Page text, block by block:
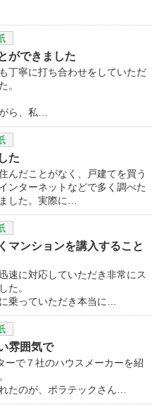
ができました
丁寧に打ち合わせをしていただ
。
ら、私…
た
んだことがなく、戸建てを買う
ンターネットなどで多く調べた
した。実際に…
マンションを講入すること
速に対応していただき非常にス
た。
乗っていただき本当に…
雰囲気で
ーで７社のハウスメーカーを紹
たのが、ポラテックさん…